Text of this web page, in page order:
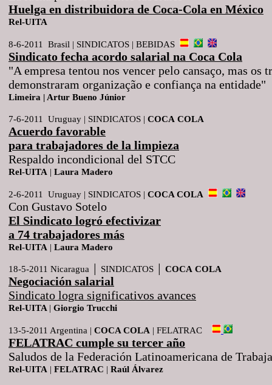
Huelga en distribuidora de Coca-Cola en México
Rel-UITA
8-6-2011 Brasil | SINDICATOS | BEBIDAS
Sindicato fecha acordo salarial na Coca Cola
"A empresa tentou nos vencer pelo cansaço, mas os
demonstraram organização e confiança na entidade"
Limeira | Artur Bueno Júnior
7-6-2011 Uruguay | SINDICATOS | COCA COLA
Acuerdo favorable
para trabajadores de la limpieza
Respaldo incondicional del STCC
Rel-UITA | Laura Madero
2-6-2011 Uruguay | SINDICATOS | COCA COLA
Con Gustavo Sotelo
El Sindicato logró efectivizar
a 74 trabajadores más
Rel-UITA | Laura Madero
18-5-2011 Nicaragua │ SINDICATOS │ COCA COLA
Negociación salarial
Sindicato logra significativos avances
Rel-UITA | Giorgio Trucchi
13-5-2011 Argentina | COCA COLA | FELATRAC
FELATRAC cumple su tercer año
Saludos de la Federación Latinoamericana de
Rel-UITA | FELATRAC | Raúl Álvarez